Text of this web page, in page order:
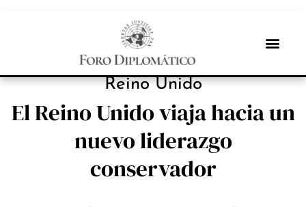
NOTICIAS
Reino Unido
El Reino Unido viaja hacia un
nuevo liderazgo
conservador